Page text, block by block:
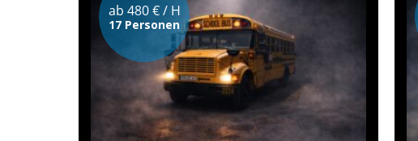
ab 480 € / H
17 Personen